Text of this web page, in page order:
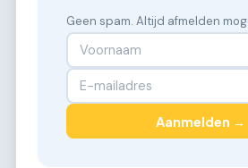
Geen spam. Altijd afmelden
Aanmelden →